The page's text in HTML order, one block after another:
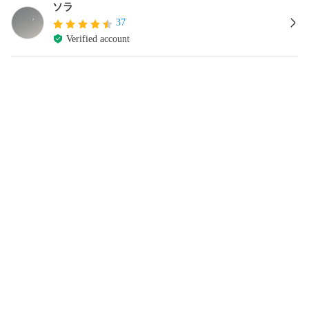
ソラ
37
Verified account